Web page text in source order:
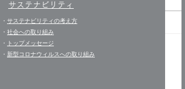
Handsが制作に携わっ
務省の広報用アニメー
動画が公開されまし
サステナビリティ
・ サステナビリティの考え方
・ 社会への取り組み
・ トップメッセージ
​・ 新型コロナウィルスへの取り組み